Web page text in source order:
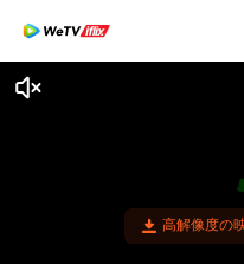
高解像度の